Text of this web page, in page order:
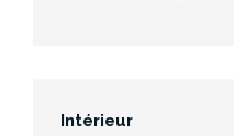
Intérieur